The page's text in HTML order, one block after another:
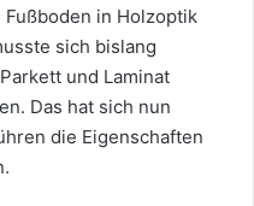
Fußboden in Holzoptik
sich bislang
und Laminat
Das hat sich nun
die Eigenschaften